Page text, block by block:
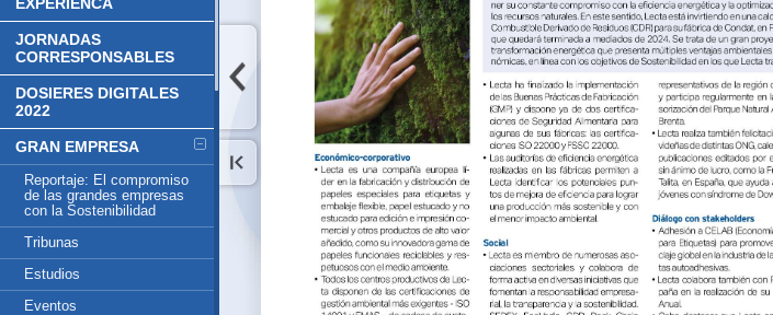
JORNADAS
CORRESPONSABLES
DOSIERES DIGITALES
2022
GRAN EMPRESA
Reportaje: El compromiso
de las grandes empresas
con la Sostenibilidad
Tribunas
Estudios
Eventos